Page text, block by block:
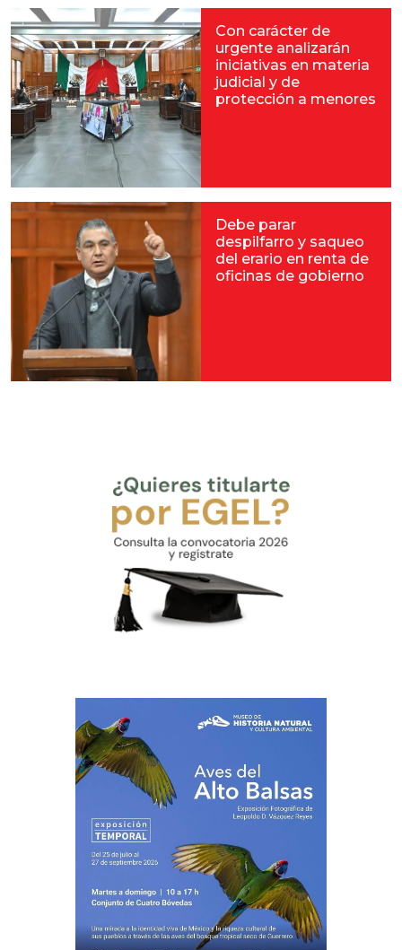
Con carácter de
urgente analizarán
iniciativas en materia
judicial y de
protección a menores
Debe parar
despilfarro y saqueo
del erario en renta de
oficinas de gobierno